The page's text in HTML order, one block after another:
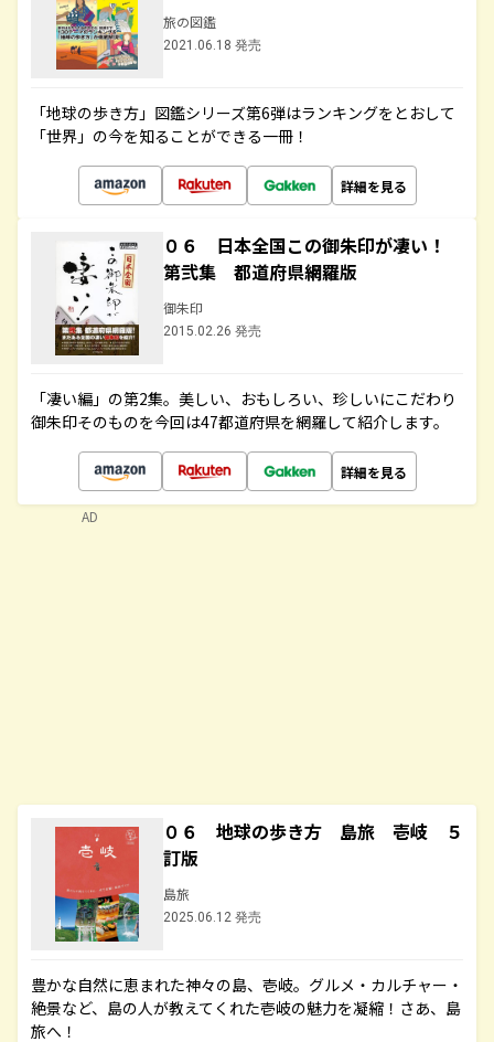
旅の図鑑
2021.06.18 発売
「地球の歩き方」図鑑シリーズ第6弾はランキングをとおして
「世界」の今を知ることができる一冊！
詳細を見る
０６ 日本全国この御朱印が凄い！
第弐集 都道府県網羅版
御朱印
2015.02.26 発売
「凄い編」の第2集。美しい、おもしろい、珍しいにこだわり
御朱印そのものを今回は47都道府県を網羅して紹介します。
詳細を見る
０６ 地球の歩き方 島旅 壱岐 ５
訂版
島旅
2025.06.12 発売
豊かな自然に恵まれた神々の島、壱岐。グルメ・カルチャー・
絶景など、島の人が教えてくれた壱岐の魅力を凝縮！さあ、島
旅へ！
AD